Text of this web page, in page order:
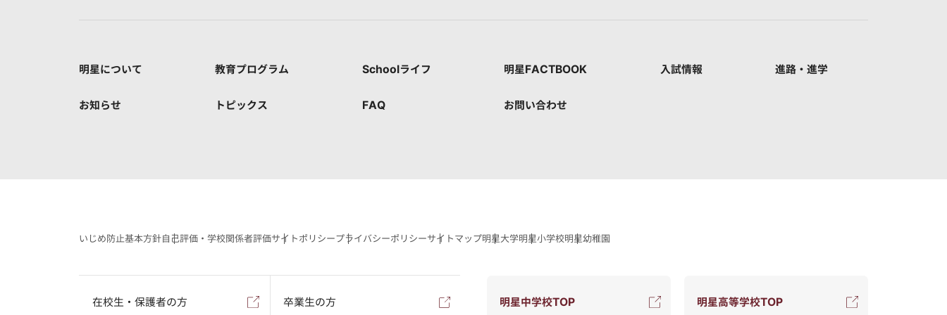
明星について 教育プログラム Schoolライフ 明星FACTBOOK 入試情報 進路・進学
お知らせ トピックス FAQ お問い合わせ
いじめ防止基本方針自己評価・学校関係者評価サイトポリシープライバシーポリシーサイトマップ明星大学明星小学校明星幼稚園
在校生・保護者の方 卒業生の方 明星中学校TOP 明星高等学校TOP